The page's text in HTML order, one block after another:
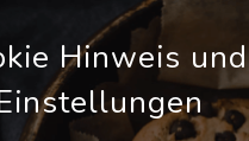
Hinweis und